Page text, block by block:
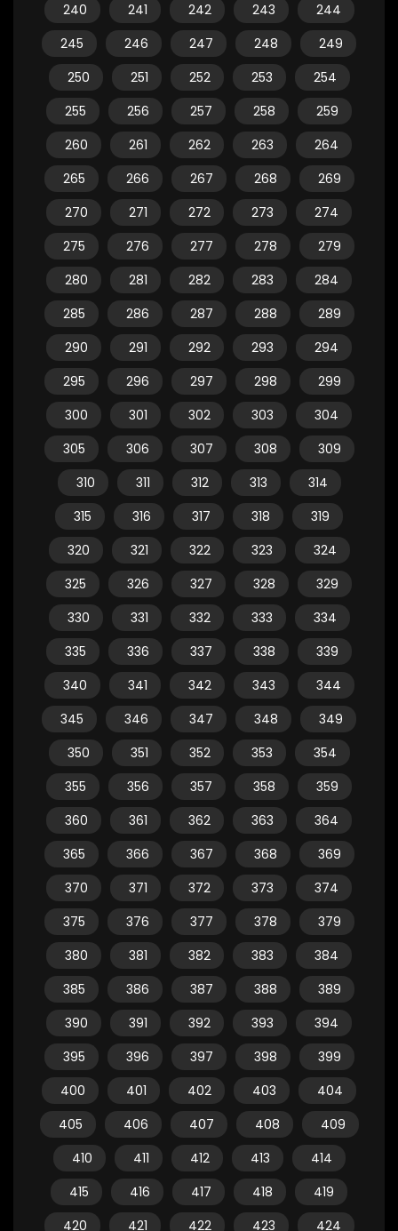
240
241 242 243
244
245
246 247 248
249
250
251 252 253
254
255
256 257 258
259
260
261 262 263
264
265
266 267 268
269
270
271 272 273
274
275
276 277 278
279
280
281 282 283
284
285
286 287 288
289
290
291 292 293
294
295
296 297 298
299
300
301 302 303
304
305
306 307 308
309
310
311 312 313
314
315
316 317 318
319
320
321 322 323
324
325
326 327 328
329
330
331 332 333
334
335
336 337 338
339
340
341 342 343
344
345
346 347 348
349
350
351 352 353
354
355
356 357 358
359
360
361 362 363
364
365
366 367 368
369
370
371 372 373
374
375
376 377 378
379
380
381 382 383
384
385
386 387 388
389
390
391 392 393
394
395
396 397 398
399
400
401 402 403
404
405
406 407 408
409
410
411 412 413
414
415
416 417 418
419
420
421 422 423 424